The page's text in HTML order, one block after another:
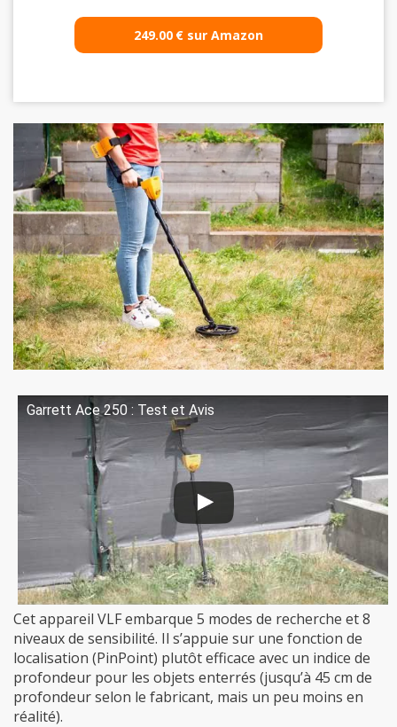
249.00 € sur Amazon
Garrett Ace 250 : Test et Avis
Cet appareil VLF embarque 5 modes de recherche et 8
niveaux de sensibilité. Il s’appuie sur une fonction de
localisation (PinPoint) plutôt efficace avec un indice de
profondeur pour les objets enterrés (jusqu’à 45 cm de
profondeur selon le fabricant, mais un peu moins en
réalité).